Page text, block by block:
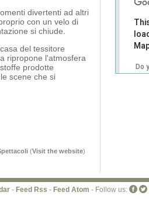
divertenti ad altri
con un velo di
si chiude.
del tessitore
ripropone l'atmosfera
prodotte
scene che si
(Visit the website)
Do
- Feed Rss - Feed Atom - Follow us: